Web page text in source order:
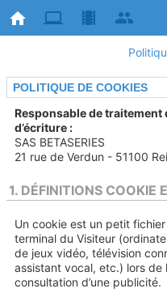
POLITIQUE DE COOKIES
Responsable de
d’écriture :
SAS BETASERIES
21 rue de Verdun - 51100
1. DÉFINITIONS COOKIE
Un cookie est un petit
terminal du Visiteur
de jeux vidéo, télévision
assistant vocal, etc.) lors de
consultation d’une publicité.